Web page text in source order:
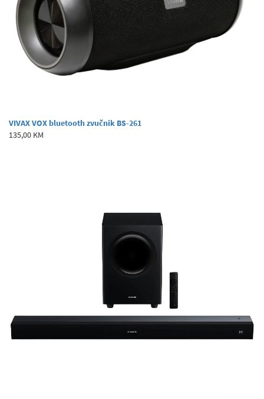
VIVAX VOX bluetooth zvučnik BS-261
135,00 KM